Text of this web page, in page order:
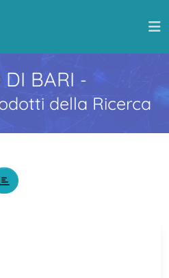
DI BARI -
della Ricerca